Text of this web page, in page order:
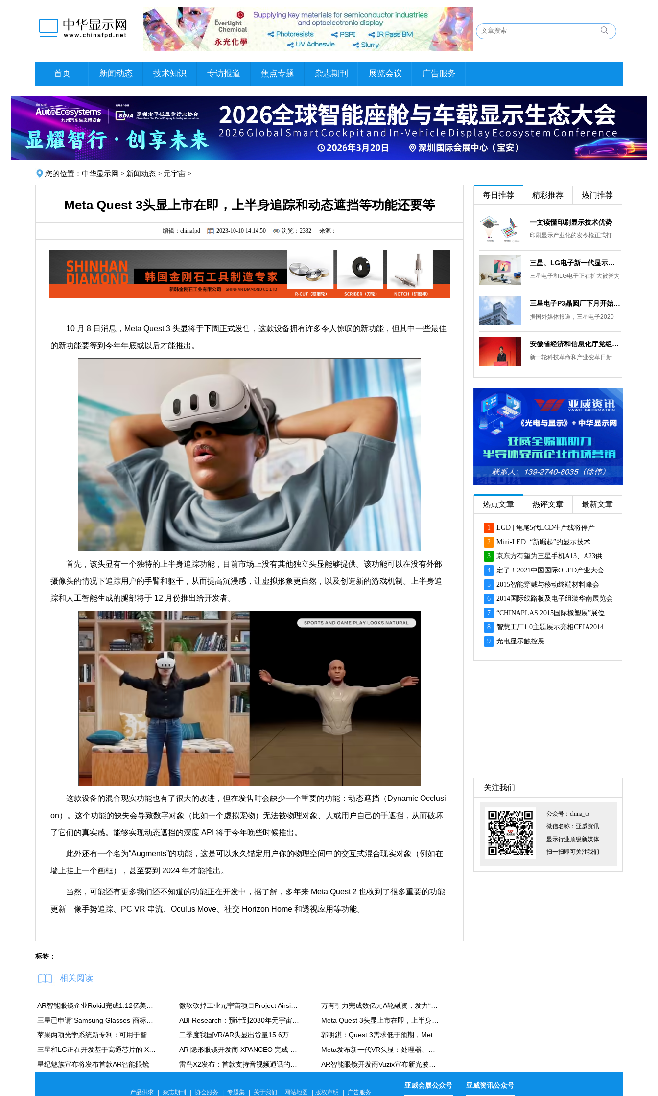
首页 新闻动态 技术知识 专访报道 焦点专题 杂志期刊 展览会议 广告服务
您的位置： 中华显示网 > 新闻动态 > 元宇宙 >
Meta Quest 3头显上市在即，上半身追踪和动态遮挡等功能还要等
编辑：chinafpd 2023-10-10 14:14:50 浏览：2332 来源：
10 月 8 日消息，Meta Quest 3 头显将于下周正式发售，这款设备拥有许多令人惊叹的新功能，但其中一些最佳
的新功能要等到今年年底或以后才能推出。
首先，该头显有一个独特的上半身追踪功能，目前市场上没有其他独立头显能够提供。该功能可以在没有外部
摄像头的情况下追踪用户的手臂和躯干，从而提高沉浸感，让虚拟形象更自然，以及创造新的游戏机制。上半身追
踪和人工智能生成的腿部将于 12 月份推出给开发者。
这款设备的混合现实功能也有了很大的改进，但在发售时会缺少一个重要的功能：动态遮挡（Dynamic Occlusi
on）。这个功能的缺失会导致数字对象（比如一个虚拟宠物）无法被物理对象、人或用户自己的手遮挡，从而破坏
了它们的真实感。能够实现动态遮挡的深度 API 将于今年晚些时候推出。
此外还有一个名为“Augments”的功能，这是可以永久锚定用户你的物理空间中的交互式混合现实对象（例如在
墙上挂上一个画框），甚至要到 2024 年才能推出。
当然，可能还有更多我们还不知道的功能正在开发中，据了解，多年来 Meta Quest 2 也收到了很多重要的功能
更新，像手势追踪、PC VR 串流、Oculus Move、社交 Horizon Home 和透视应用等功能。
标签：
相关阅读
星纪魅族宣布将发布首款AR智能眼镜
每日推荐 精彩推荐 热门推荐
一文读懂印刷显示技术优势
印刷显示产业化的发令枪正式打响。
三星、LG电子新一代显示发展目标：集中扩大Micro LED 应用产品线
三星电子和LG电子正在扩大被誉为
三星电子P3晶圆厂下月开始安装设备，计划下半年建成
据国外媒体报道，三星电子2020
安徽省经济和信息化厅党组成员、副厅长柯文斌：掌握显示技术发展主动权 打造新型显示产业制造集群
新一轮科技革命和产业变革日新月异
热点文章 热评文章 最新文章
1
LGD | 龟尾5代LCD生产线将停产
2
Mini-LED: “新崛起”的显示技术
3
京东方有望为三星手机A13、A23供应面板
4
定了！2021中国国际OLED产业大会12月重磅启幕
5
2015智能穿戴与移动终端材料峰会
6
2014国际线路板及电子组装华南展览会
7
“CHINAPLAS 2015国际橡塑展”展位预订火爆 彰显橡塑业乐观前景
8
智慧工厂1.0主题展示亮相CEIA2014
9
光电显示触控展
关注我们
公众号：china_tp
微信名称：亚威资讯
显示行业顶级新媒体
扫一扫即可关注我们
产品供求 杂志期刊 协会服务 专题集 关于我们 网站地图 版权声明 广告服务
亚威会展公众号 亚威资讯公众号